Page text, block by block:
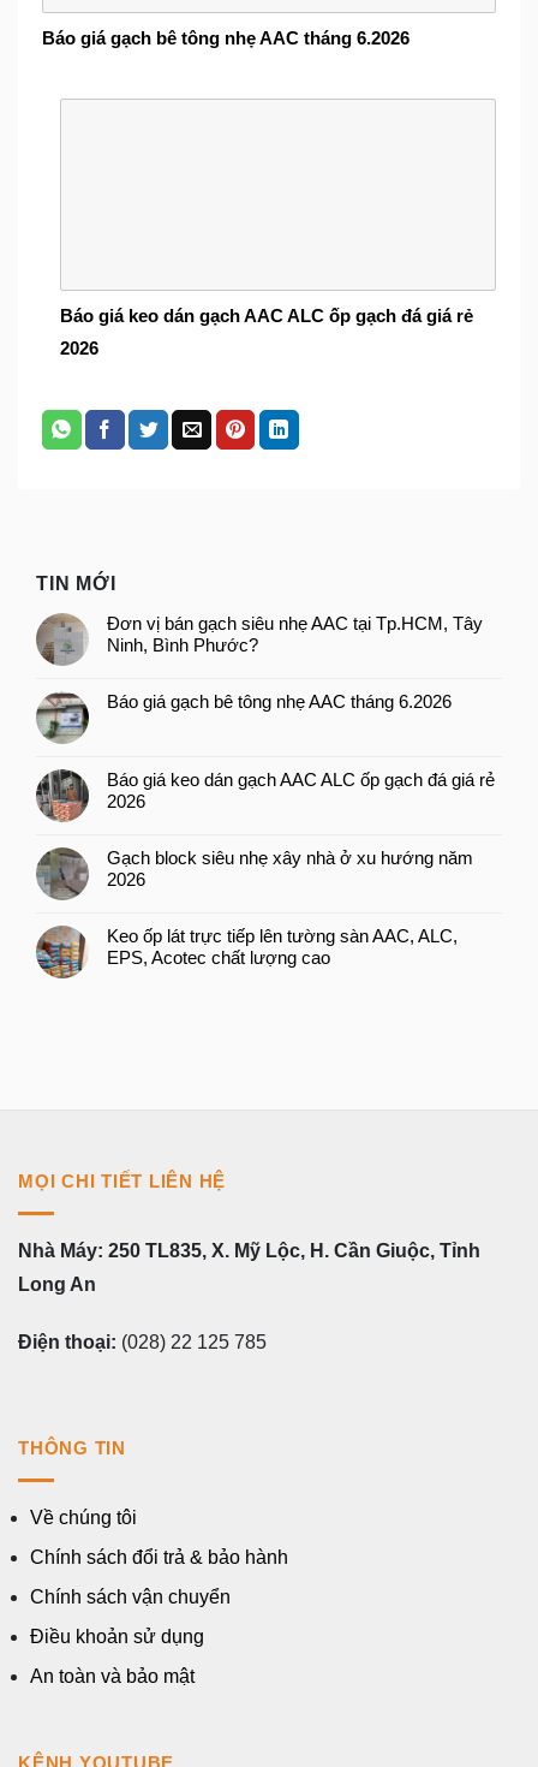
Báo giá gạch bê tông nhẹ AAC tháng 6.2026
Báo giá keo dán gạch AAC ALC ốp gạch đá giá rẻ
2026
TIN MỚI
Đơn vị bán gạch siêu nhẹ AAC tại Tp.HCM, Tây
Ninh, Bình Phước?
Báo giá gạch bê tông nhẹ AAC tháng 6.2026
Báo giá keo dán gạch AAC ALC ốp gạch đá giá rẻ
2026
Gạch block siêu nhẹ xây nhà ở xu hướng năm
2026
Keo ốp lát trực tiếp lên tường sàn AAC, ALC,
EPS, Acotec chất lượng cao
MỌI CHI TIẾT LIÊN HỆ
Nhà Máy: 250 TL835, X. Mỹ Lộc, H. Cần Giuộc, Tỉnh
Long An
Điện thoại: (028) 22 125 785
THÔNG TIN
Về chúng tôi
Chính sách đổi trả & bảo hành
Chính sách vận chuyển
Điều khoản sử dụng
An toàn và bảo mật
KÊNH YOUTUBE